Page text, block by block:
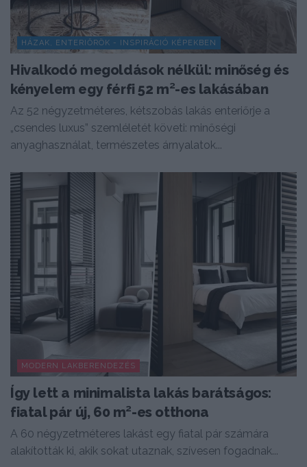
HÁZAK, ENTERIŐRÖK - INSPIRÁCIÓ KÉPEKBEN
Hivalkodó megoldások nélkül: minőség és
kényelem egy férfi 52 m²-es lakásában
Az 52 négyzetméteres, kétszobás lakás enteriőrje a
„csendes luxus” szemléletét követi: minőségi
anyaghasználat, természetes árnyalatok...
MODERN LAKBERENDEZÉS
Így lett a minimalista lakás barátságos:
fiatal pár új, 60 m²-es otthona
A 60 négyzetméteres lakást egy fiatal pár számára
alakították ki, akik sokat utaznak, szívesen fogadnak...